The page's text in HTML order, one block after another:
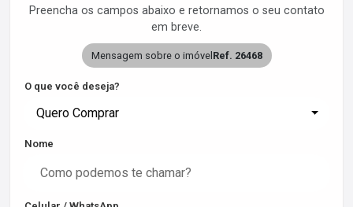
Preencha os campos abaixo e retornamos o seu contato
em breve.
Mensagem sobre o imóvel Ref. 26468
O que você deseja?
Quero Comprar
Nome